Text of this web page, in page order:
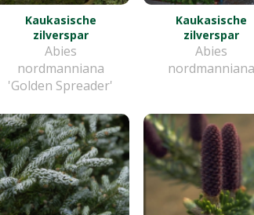
Kaukasische
zilverspar
Abies
nordmanniana
'Golden Spreader'
Kaukasische
zilverspar
Abies
nordmanniana